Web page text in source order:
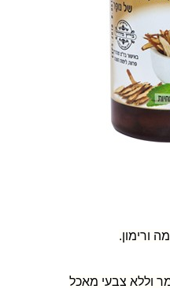
ורימון.
וללא צבעי מאכל